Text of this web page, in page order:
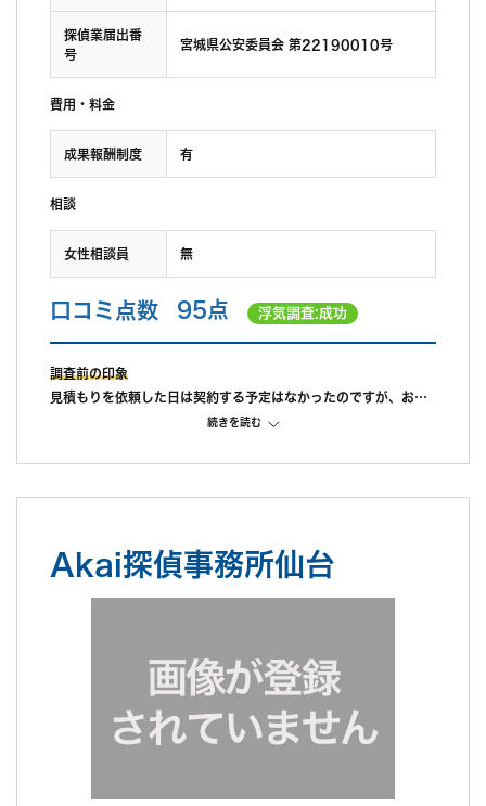
探偵業届出番
号
宮城県公安委員会 第22190010号
費用・料金
成果報酬制度 有
相談
女性相談員 無
口コミ点数 95点 浮気調査:成功
調査前の印象
見積もりを依頼した日は契約する予定はなかったのですが、お話
しやすい雰囲気だったのと、見積書が明瞭だったので契約するこ
調査中の印象
的には精神的に支えられたので良かったです。
弁護士を探すツテがない方は日本民事調査研究所さんに依頼すれ
ば最後までスムーズに戦えると思います。
報告書も弁護士用と自分用の2冊用意して頂けました。
続きを読む
Akai探偵事務所仙台